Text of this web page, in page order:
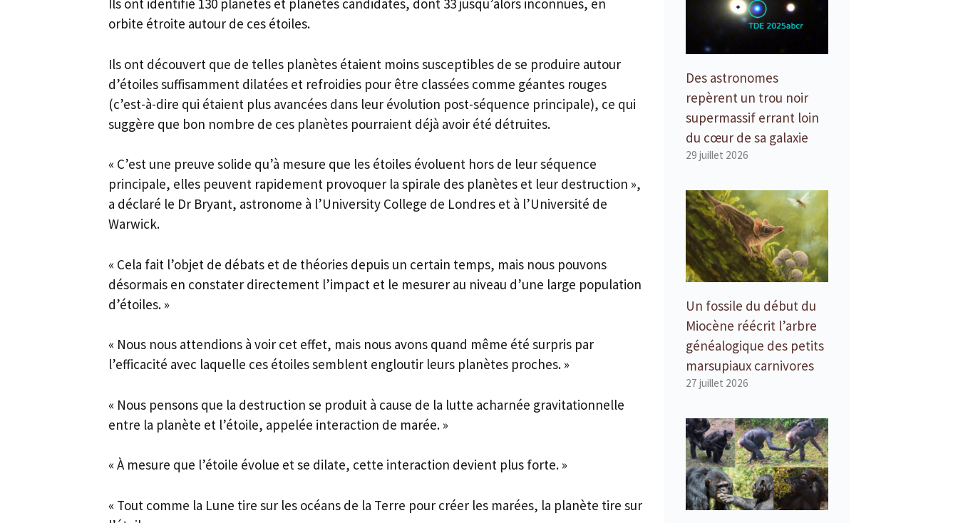
Ils ont identifié 130 planètes et planètes candidates, dont 33 jusqu’alors inconnues, en
orbite étroite autour de ces étoiles.
Ils ont découvert que de telles planètes étaient moins susceptibles de se produire autour
d’étoiles suffisamment dilatées et refroidies pour être classées comme géantes rouges
(c’est-à-dire qui étaient plus avancées dans leur évolution post-séquence principale), ce qui
suggère que bon nombre de ces planètes pourraient déjà avoir été détruites.
« C’est une preuve solide qu’à mesure que les étoiles évoluent hors de leur séquence
principale, elles peuvent rapidement provoquer la spirale des planètes et leur destruction »,
a déclaré le Dr Bryant, astronome à l’University College de Londres et à l’Université de
Warwick.
« Cela fait l’objet de débats et de théories depuis un certain temps, mais nous pouvons
désormais en constater directement l’impact et le mesurer au niveau d’une large population
d’étoiles. »
« Nous nous attendions à voir cet effet, mais nous avons quand même été surpris par
l’efficacité avec laquelle ces étoiles semblent engloutir leurs planètes proches. »
« Nous pensons que la destruction se produit à cause de la lutte acharnée gravitationnelle
entre la planète et l’étoile, appelée interaction de marée. »
« À mesure que l’étoile évolue et se dilate, cette interaction devient plus forte. »
« Tout comme la Lune tire sur les océans de la Terre pour créer les marées, la planète tire sur
Des astronomes
repèrent un trou noir
supermassif errant loin
du cœur de sa galaxie
29 juillet 2026
Un fossile du début du
Miocène réécrit l’arbre
généalogique des petits
marsupiaux carnivores
27 juillet 2026